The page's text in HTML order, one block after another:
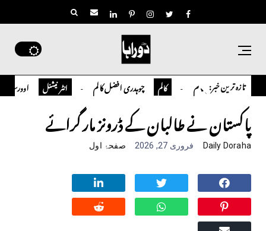
تازہ ترین خبر:
سلمان قاضی کالم کالم چوہدری افضل کالم انٹر نیشنل اوورسیز
پاکستان نے طالبان کے ڈرونز مار گرائے
Daily Doraha فروری 27, 2026 صفحۂ اول